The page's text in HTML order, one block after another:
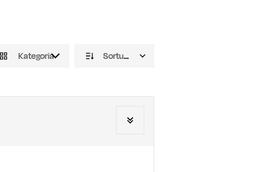
Kategoria Sortuj domyślnie